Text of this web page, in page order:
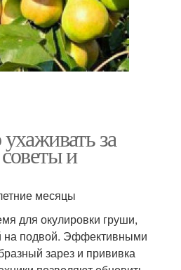
за
и
месяцы
для окулировки груши,
на подвой. Эффективными
зарез и прививка